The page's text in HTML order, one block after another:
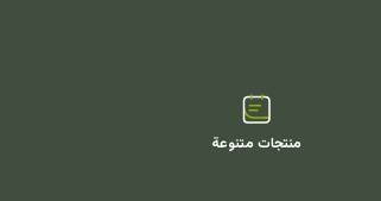
منتجات متنوعة